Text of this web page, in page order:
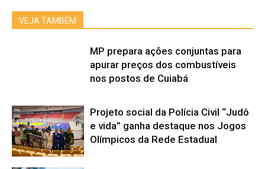
VEJA TAMBÉM
MP prepara ações conjuntas para
apurar preços dos combustíveis
nos postos de Cuiabá
Projeto social da Polícia Civil “Judô
e vida” ganha destaque nos Jogos
Olímpicos da Rede Estadual